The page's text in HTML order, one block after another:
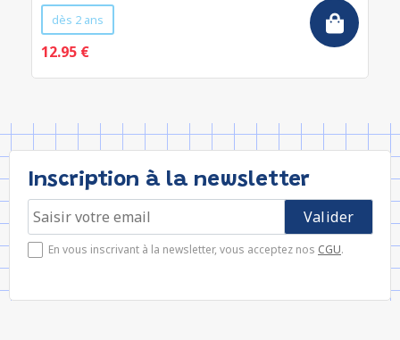
dès 2 ans
12.95 €
Inscription à la newsletter
En vous inscrivant à la newsletter, vous acceptez nos CGU.